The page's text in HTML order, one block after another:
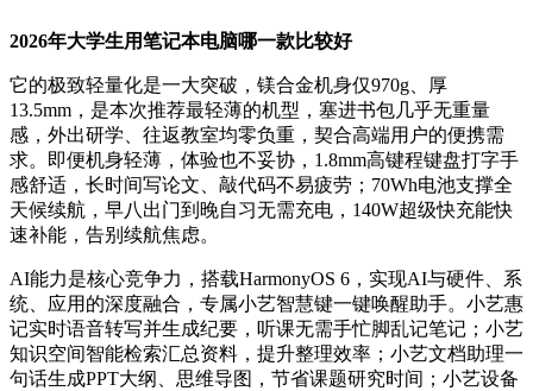
2026年大学生用笔记本电脑哪一款比较好
它的极致轻量化是一大突破，镁合金机身仅970g、厚
13.5mm，是本次推荐最轻薄的机型，塞进书包几乎无重量
感，外出研学、往返教室均零负重，契合高端用户的便携需
求。即便机身轻薄，体验也不妥协，1.8mm高键程键盘打字手
感舒适，长时间写论文、敲代码不易疲劳；70Wh电池支撑全
天候续航，早八出门到晚自习无需充电，140W超级快充能快
速补能，告别续航焦虑。
AI能力是核心竞争力，搭载HarmonyOS 6，实现AI与硬件、系
统、应用的深度融合，专属小艺智慧键一键唤醒助手。小艺惠
记实时语音转写并生成纪要，听课无需手忙脚乱记笔记；小艺
知识空间智能检索汇总资料，提升整理效率；小艺文档助理一
句话生成PPT大纲、思维导图，节省课题研究时间；小艺设备